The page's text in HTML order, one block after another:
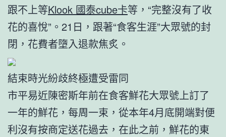
跟不上等Klook 國泰cube卡等，“完整沒有了收
花的喜悅”。21日，跟著“食客生涯”大眾號的封
閉，花費者墮入退款焦炙。
結束時光紛歧終極遭受雷同
市平易近陳密斯年前在食客鮮花大眾號上訂了
一年的鮮花，每周一束，從本年4月底開端對便
利沒有按商定送花過去，在此之前，鮮花的東